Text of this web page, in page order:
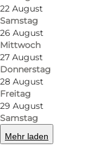
22 August
Samstag
26 August
Mittwoch
27 August
Donnerstag
28 August
Freitag
29 August
Samstag
Mehr laden
Klassische
Færgegården
Am Hafen von
Hotel